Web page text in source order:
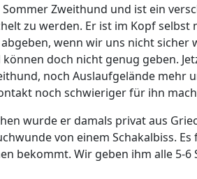
Zweithund und ist ein
zu werden. Er ist im Kopf
wenn wir uns nicht sicher
können doch nicht genug geben.
noch Auslaufgelände mehr
noch schwieriger für ihn
wurde er damals privat aus
von einem Schakalbiss.
bekommt. Wir geben ihm alle 5-